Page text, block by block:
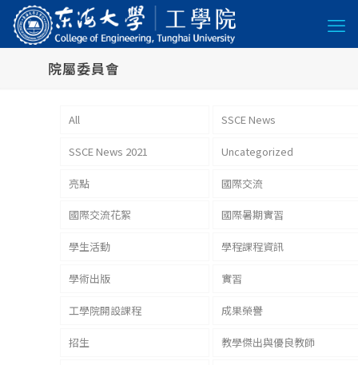
院屬委員會
All SSCE News
SSCE News 2021 Uncategorized
亮點 國際交流
國際交流花絮 國際暑期實習
學生活動 學程課程資訊
學術出版 實習
工學院開設課程 成果榮譽
招生 教學傑出與優良教師